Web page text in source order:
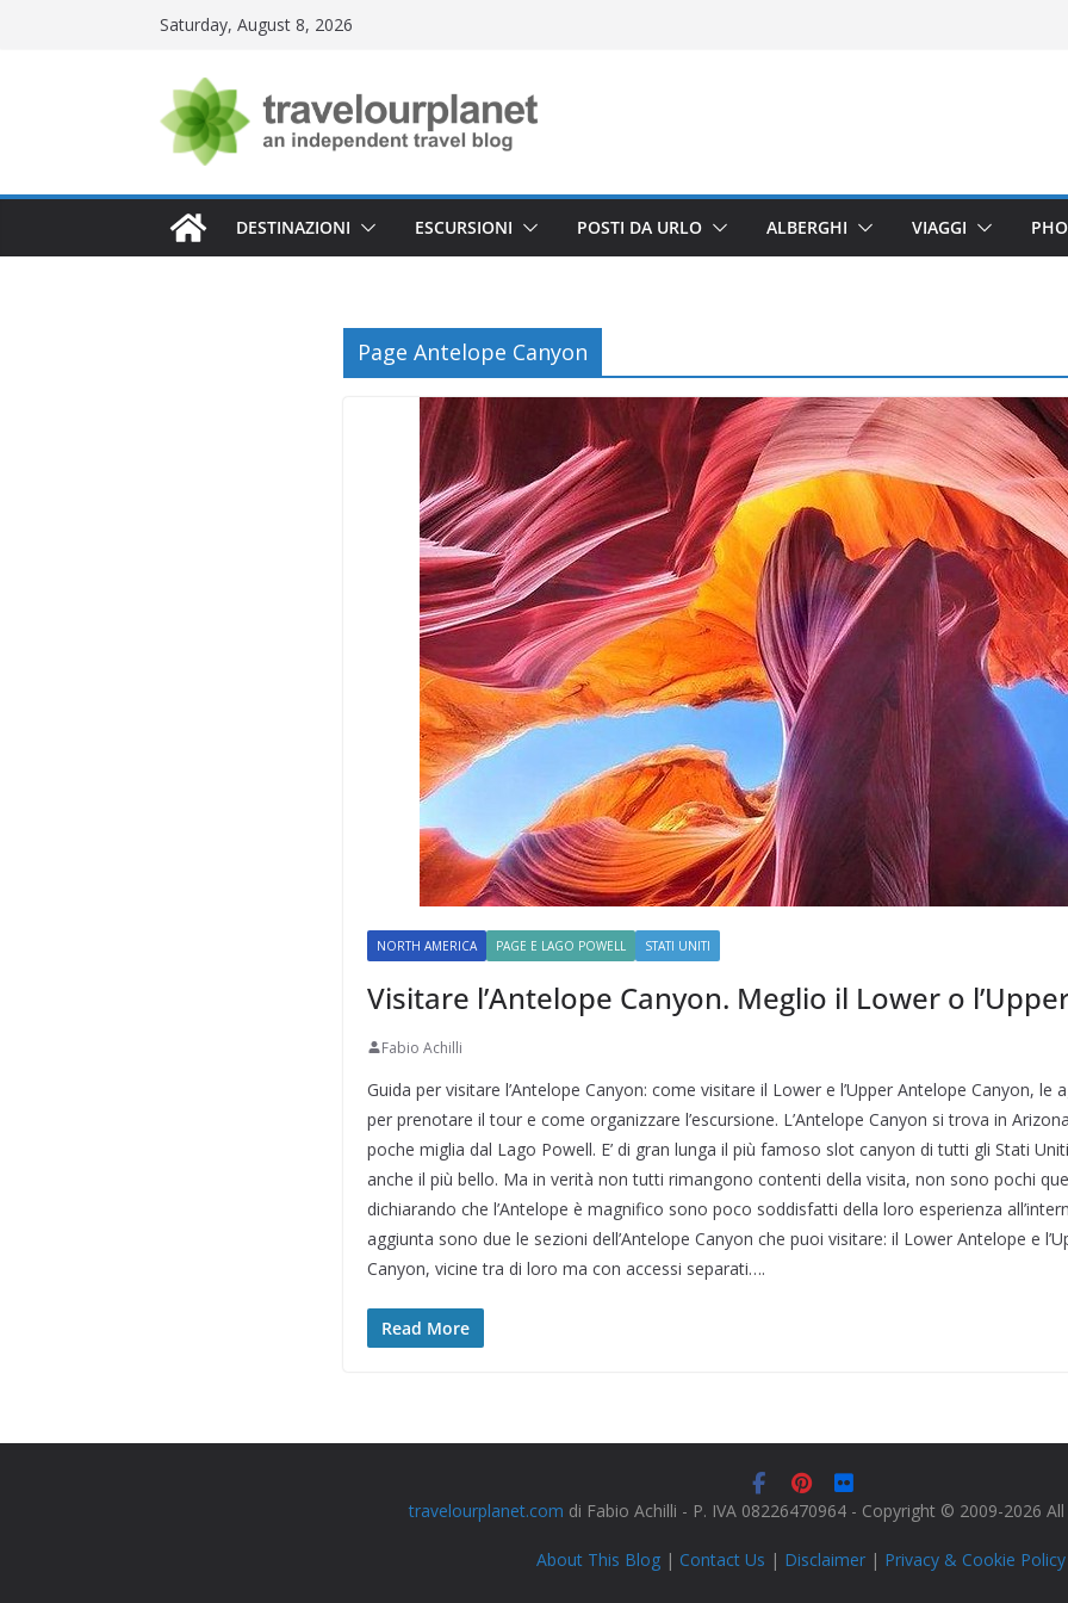
Saturday, August 8, 2026
DESTINAZIONI ESCURSIONI POSTI DA URLO ALBERGHI VIAGGI
Page Antelope Canyon
NORTH AMERICA PAGE E LAGO POWELL STATI UNITI
Visitare l’Antelope Canyon. Meglio il Lower o
Fabio Achilli
Guida per visitare l’Antelope Canyon: come visitare il Lower e l’Upper Antelope Canyon, le
per prenotare il tour e come organizzare l’escursione. L’Antelope Canyon si trova in
poche miglia dal Lago Powell. E’ di gran lunga il più famoso slot canyon di tutti gli Stati
anche il più bello. Ma in verità non tutti rimangono contenti della visita, non sono pochi
dichiarando che l’Antelope è magnifico sono poco soddisfatti della loro esperienza
aggiunta sono due le sezioni dell’Antelope Canyon che puoi visitare: il Lower Antelope e
Canyon, vicine tra di loro ma con accessi separati….
Read More
travelourplanet.com di Fabio Achilli - P. IVA 08226470964 - Copyright © 2009-2026
About This Blog | Contact Us | Disclaimer | Privacy & Cookie Policy